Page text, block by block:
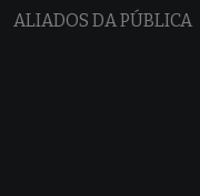
ALIADOS DA PÚBLICA